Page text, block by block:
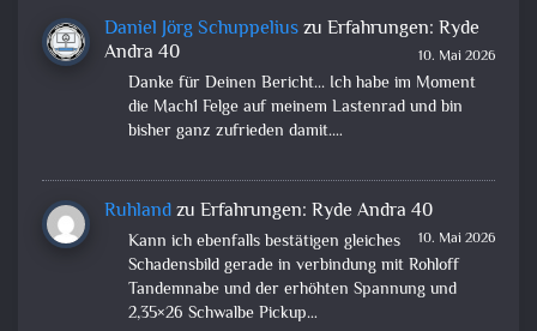
Daniel Jörg Schuppeliuszu Erfahrungen: Ryde
Andra 40
10. Mai 2026
Danke für Deinen Bericht... Ich habe im Moment
die Mach1 Felge auf meinem Lastenrad und bin
bisher ganz zufrieden damit.…
Ruhlandzu Erfahrungen: Ryde Andra 40
10. Mai 2026
Kann ich ebenfalls bestätigen gleiches
Schadensbild gerade in verbindung mit Rohloff
Tandemnabe und der erhöhten Spannung und
2,35×26 Schwalbe Pickup…